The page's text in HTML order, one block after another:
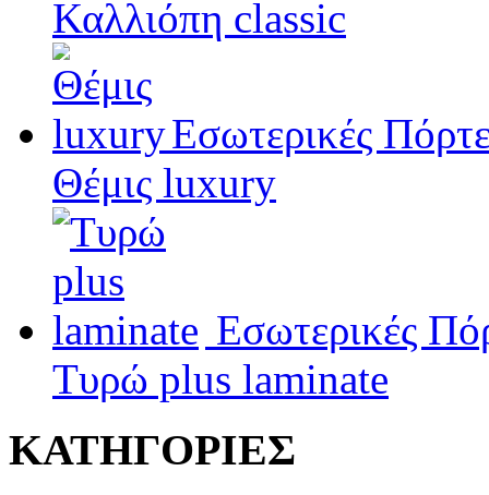
Καλλιόπη classic
Εσωτερικές
Θέμις luxury
Εσωτερικές
Τυρώ plus laminate
ΚΑΤΗΓΟΡΙΕΣ